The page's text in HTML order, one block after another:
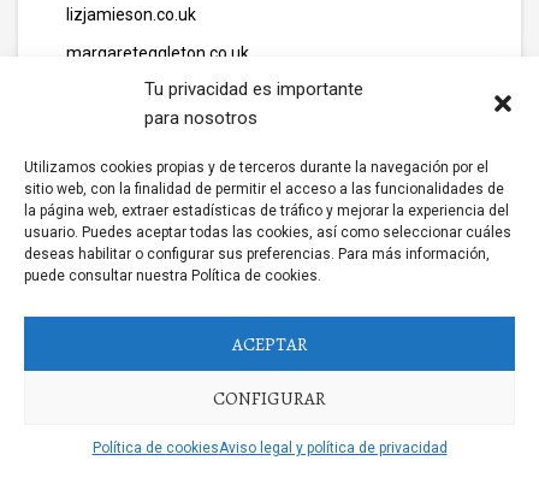
Tu privacidad es importante
para nosotros
Utilizamos cookies propias y de terceros durante la navegación por el
sitio web, con la finalidad de permitir el acceso a las funcionalidades de
la página web, extraer estadísticas de tráfico y mejorar la experiencia del
usuario. Puedes aceptar todas las cookies, así como seleccionar cuáles
deseas habilitar o configurar sus preferencias. Para más información,
puede consultar nuestra Política de cookies.
ACEPTAR
CONFIGURAR
Política de cookiesAviso legal y política de privacidad
lizjamieson.co.uk
margareteggleton.co.uk
media111
mew casino
Mobile Casino
mondaysplantcafe.com
motolandim.pt
Nettikasino Ilman Kierrätystä
Networking